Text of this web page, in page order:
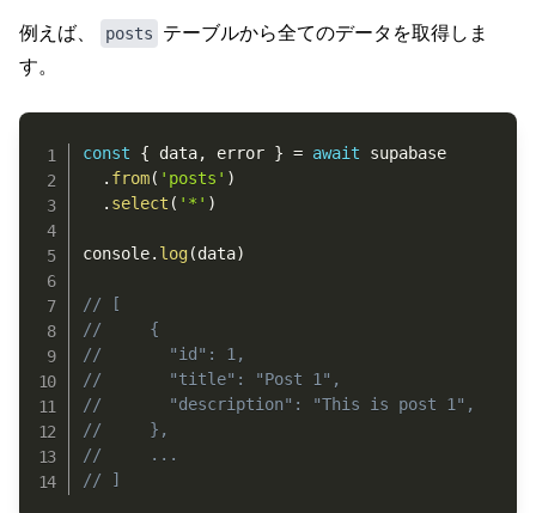
例えば、 posts
テーブルから全てのデータを取得しま
す。
const { data, error } = await supabase
. from( 'posts' )
. select ( '*' )
console. log(data)
// [
//     {
//       "id": 1,
//       "title": "Post 1",
//       "description": "This is post 1",
//     },
//     ...
// ]